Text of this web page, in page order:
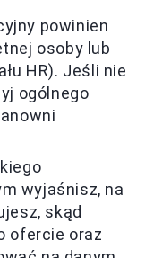
powinien
osoby lub
HR). Jeśli nie
ogólnego
wyjaśnisz, na
skąd
ofercie oraz